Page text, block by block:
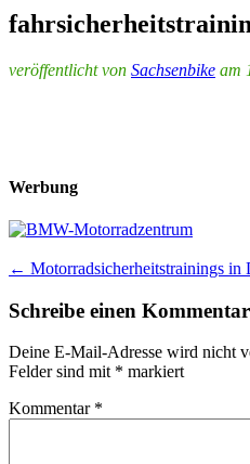
veröffentlicht von Sachsenbike am
Werbung
Post
navigation
← Motorradsicherheitstrainings in
Schreibe einen Kommentar
Deine E-Mail-Adresse wird nicht
Felder sind mit * markiert
Kommentar *